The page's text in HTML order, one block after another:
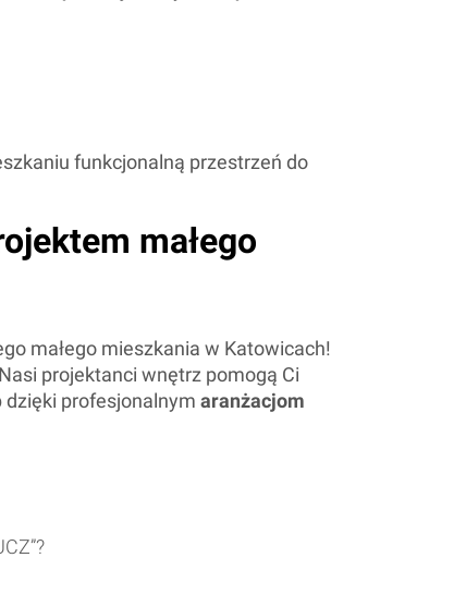
funkcjonalną przestrzeń do
małego
małego mieszkania w Katowicach!
projektanci wnętrz pomogą Ci
dzięki profesjonalnym aranżacjom